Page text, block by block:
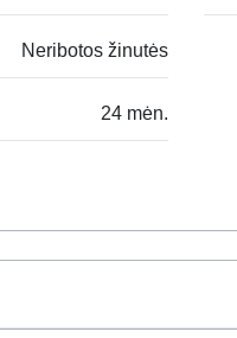
Neribotos žinutės
24 mėn.